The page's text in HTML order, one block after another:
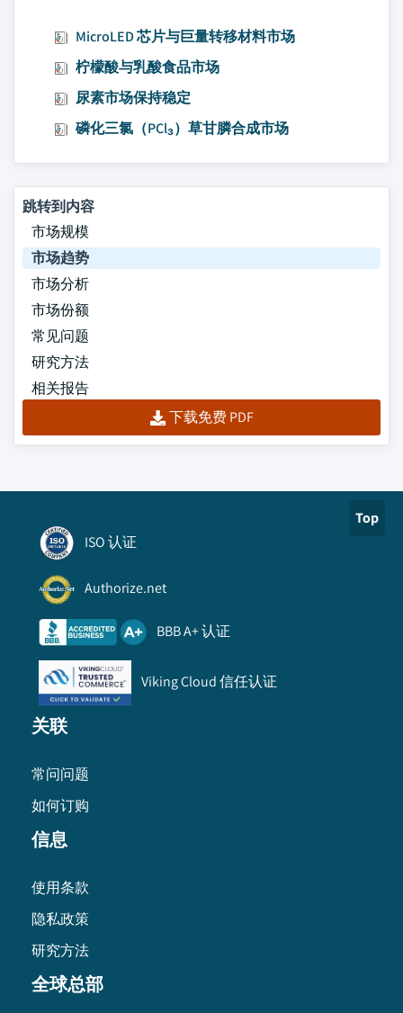
MicroLED 芯片与巨量转移材料市场
柠檬酸与乳酸食品市场
尿素市场保持稳定
磷化三氯（PCl₃）草甘膦合成市场
跳转到内容
市场规模
市场趋势
市场分析
市场份额
常见问题
研究方法
相关报告
下载免费 PDF
Top
ISO 认证
Authorize.net
BBB A+ 认证
Viking Cloud 信任认证
关联
常问问题
如何订购
信息
使用条款
隐私政策
研究方法
全球总部